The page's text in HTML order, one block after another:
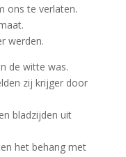
ons te verlaten.
werden.
de witte was.
zij krijger door
bladzijden uit
het behang met